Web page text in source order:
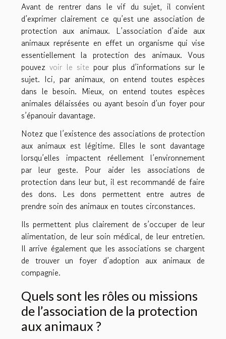
Avant de rentrer dans le vif du sujet, il convient
d’exprimer clairement ce qu’est une association de
protection aux animaux. L’association d’aide aux
animaux représente en effet un organisme qui vise
essentiellement la protection des animaux. Vous
pouvezvoir le site pour plus d’informations sur le
sujet. Ici, par animaux, on entend toutes espèces
dans le besoin. Mieux, on entend toutes espèces
animales délaissées ou ayant besoin d’un foyer pour
s’épanouir davantage.
Notez que l’existence des associations de protection
aux animaux est légitime. Elles le sont davantage
lorsqu’elles impactent réellement l’environnement
par leur geste. Pour aider les associations de
protection dans leur but, il est recommandé de faire
des dons. Les dons permettent entre autres de
prendre soin des animaux en toutes circonstances.
Ils permettent plus clairement de s’occuper de leur
alimentation, de leur soin médical, de leur entretien.
Il arrive également que les associations se chargent
de trouver un foyer d’adoption aux animaux de
compagnie.
Quels sont les rôles ou missions
de l’association de la protection
aux animaux ?